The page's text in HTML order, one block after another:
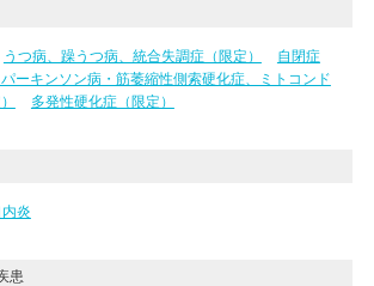
うつ病、躁うつ病、統合失調症（限定）
自閉症
ーキンソン病・筋萎縮性側索硬化症、ミトコンド
多発性硬化症（限定）
内炎
患